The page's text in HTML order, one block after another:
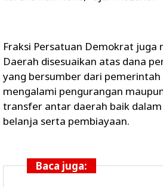
Fraksi Persatuan Demokrat
Daerah disesuaikan atas dana
yang bersumber dari pemerintah
mengalami pengurangan
transfer antar daerah baik
belanja serta pembiayaan.
Baca juga: